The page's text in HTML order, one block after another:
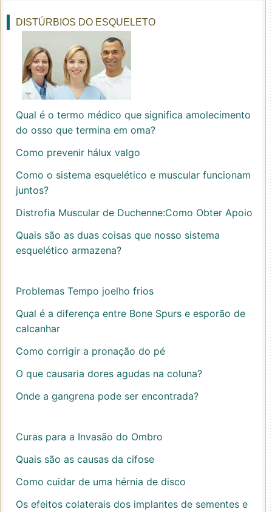
DISTÚRBIOS DO ESQUELETO
Qual é o termo médico que significa amolecimento
do osso que termina em oma?
Como prevenir hálux valgo
Como o sistema esquelético e muscular funcionam
juntos?
Distrofia Muscular de Duchenne:Como Obter Apoio
Quais são as duas coisas que nosso sistema
esquelético armazena?
Problemas Tempo joelho frios
Qual é a diferença entre Bone Spurs e esporão de
calcanhar
Como corrigir a pronação do pé
O que causaria dores agudas na coluna?
Onde a gangrena pode ser encontrada?
Curas para a Invasão do Ombro
Quais são as causas da cifose
Como cuidar de uma hérnia de disco
Os efeitos colaterais dos implantes de sementes e